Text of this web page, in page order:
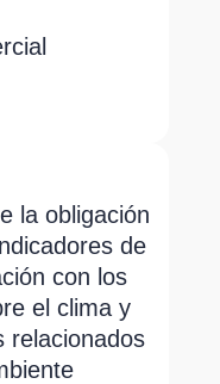
la obligación
de
con los
el clima y
relacionados